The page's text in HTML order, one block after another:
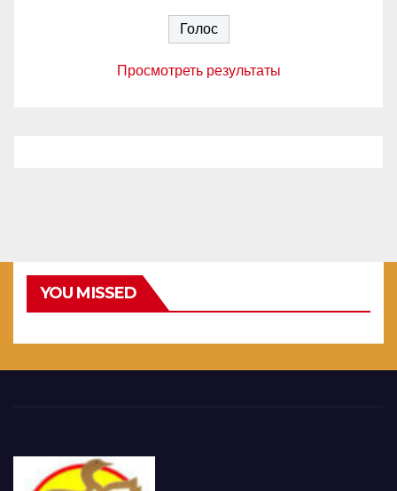
Просмотреть результаты
YOU MISSED